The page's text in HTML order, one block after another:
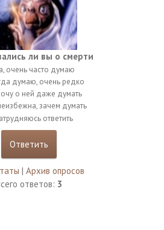
ли вы о смерти
очень часто думаю
думаю, очень редко
о ней даже думать
зачем думать
ответить
| Архив опросов
ответов: 3